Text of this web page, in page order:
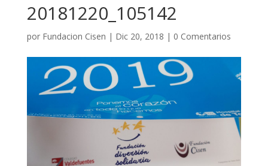
20181220_105142
por Fundacion Cisen | Dic 20, 2018 | 0 Comentarios